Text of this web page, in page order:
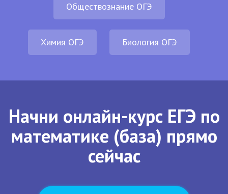
Обществознание ОГЭ
Химия ОГЭ Биология ОГЭ
Начни онлайн-курс ЕГЭ по
математике (база) прямо
сейчас